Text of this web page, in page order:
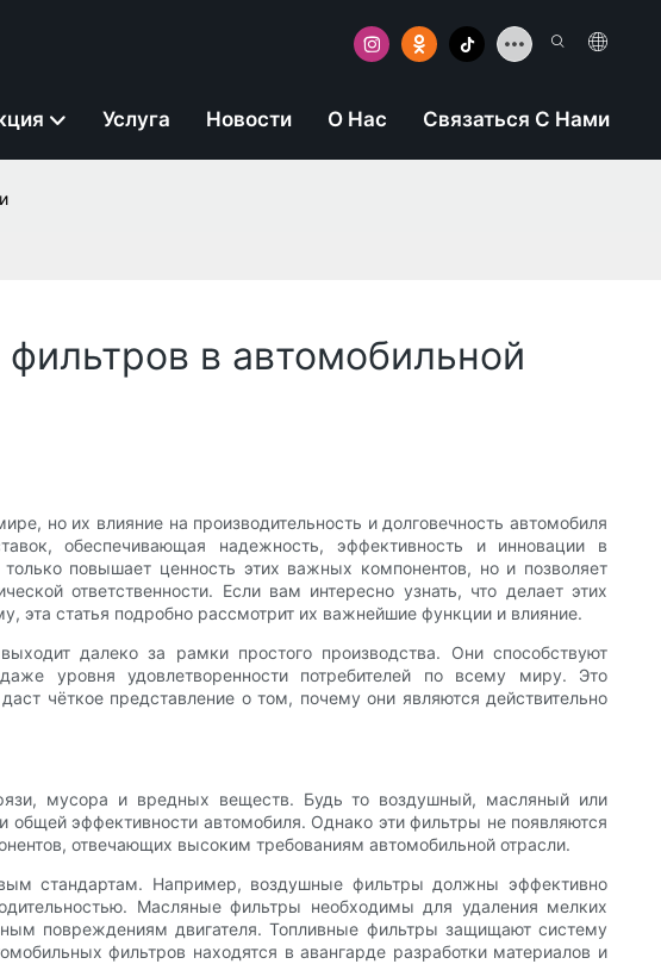
Услуга Новости О Нас Связаться С Нами
в автомобильной
но их влияние на производительность и долговечность автомобиля
обеспечивающая надежность, эффективность и инновации в
повышает ценность этих важных компонентов, но и позволяет
ответственности. Если вам интересно узнать, что делает этих
эта статья подробно рассмотрит их важнейшие функции и влияние.
далеко за рамки простого производства. Они способствуют
уровня удовлетворенности потребителей по всему миру. Это
чёткое представление о том, почему они являются действительно
мусора и вредных веществ. Будь то воздушный, масляный или
эффективности автомобиля. Однако эти фильтры не появляются
отвечающих высоким требованиям автомобильной отрасли.
стандартам. Например, воздушные фильтры должны эффективно
Масляные фильтры необходимы для удаления мелких
повреждениям двигателя. Топливные фильтры защищают систему
фильтров находятся в авангарде разработки материалов и